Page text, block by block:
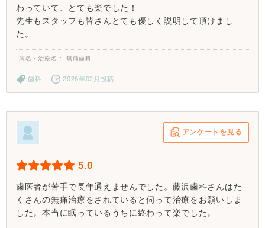
わっていて、とても楽でした！
先生もスタッフも皆さんとても優しく説明して頂けまし
た。
病名・治療名 無痛歯科
歯科 2026年02月投稿
アンケートを見る
5.0
歯医者が苦手で長年通えませんでした。藤沢歯科さんはた
くさんの無痛治療をされていると伺って治療をお願いしま
した。本当に眠っているうちに終わって楽でした。